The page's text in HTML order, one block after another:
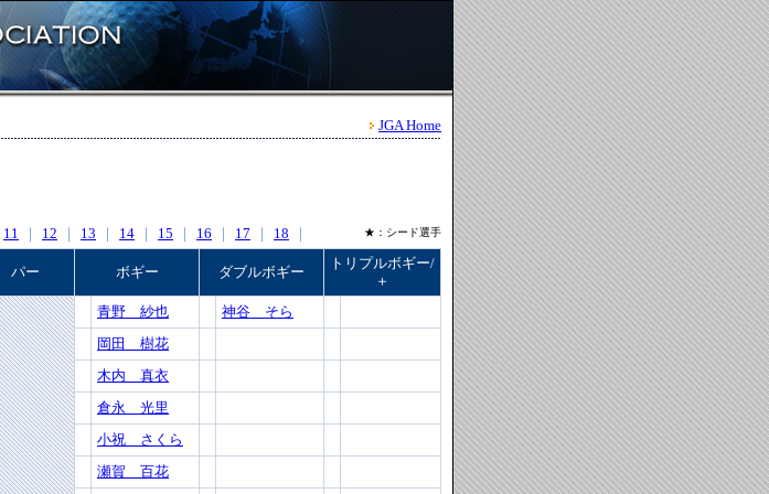
JGA Home
11 ｜ 12 ｜ 13 ｜ 14 ｜ 15 ｜ 16 ｜ 17 ｜ 18 ｜ ★：シード選手
パー ボギー ダブルボギー
トリプルボギー/
＋
青野 紗也
神谷 そら
岡田 樹花
木内 真衣
倉永 光里
小祝 さくら
瀬賀 百花